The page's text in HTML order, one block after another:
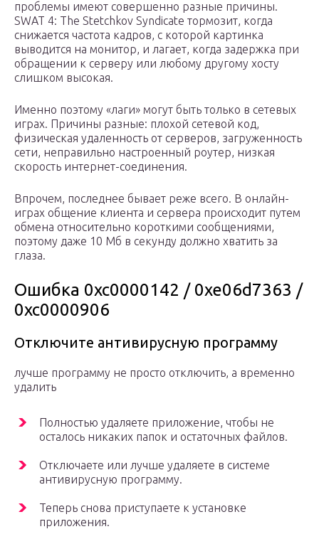
проблемы имеют совершенно разные причины.
SWAT 4: The Stetchkov Syndicate тормозит, когда
снижается частота кадров, с которой картинка
выводится на монитор, и лагает, когда задержка при
обращении к серверу или любому другому хосту
слишком высокая.
Именно поэтому «лаги» могут быть только в сетевых
играх. Причины разные: плохой сетевой код,
физическая удаленность от серверов, загруженность
сети, неправильно настроенный роутер, низкая
скорость интернет-соединения.
Впрочем, последнее бывает реже всего. В онлайн-
играх общение клиента и сервера происходит путем
обмена относительно короткими сообщениями,
поэтому даже 10 Мб в секунду должно хватить за
глаза.
Ошибка 0xc0000142 / 0xe06d7363 /
0xc0000906
Отключите антивирусную программу
лучше программу не просто отключить, а временно
удалить
Полностью удаляете приложение, чтобы не
осталось никаких папок и остаточных файлов.
Отключаете или лучше удаляете в системе
антивирусную программу.
Теперь снова приступаете к установке
приложения.